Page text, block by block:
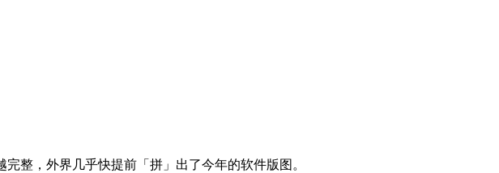
整，外界几乎快提前「拼」出了今年的软件版图。